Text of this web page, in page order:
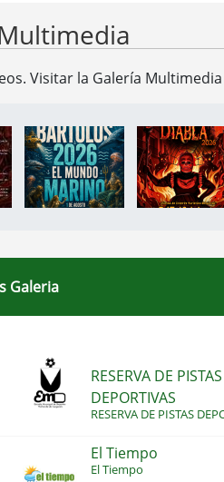
Visitar la Galería Multimedia
Galeria
RESERVA DE PISTAS
DEPORTIVAS
RESERVA DE PISTAS
El Tiempo
El Tiempo